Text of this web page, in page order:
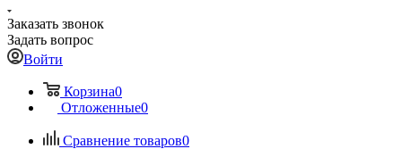
Заказать звонок
Задать вопрос
Войти
Корзина0
Отложенные0
Сравнение товаров0